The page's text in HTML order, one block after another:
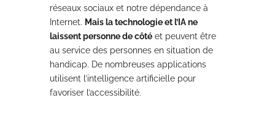
réseaux sociaux et notre dépendance à
Internet. Mais la technologie et l’IA ne
laissent personne de côtéet peuvent être
au service des personnes en situation de
handicap. De nombreuses applications
utilisent l’intelligence artificielle pour
favoriser l’accessibilité.